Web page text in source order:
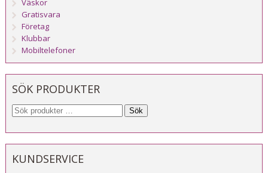
Väskor
Gratisvara
Företag
Klubbar
Mobiltelefoner
SÖK PRODUKTER
Sök
KUNDSERVICE